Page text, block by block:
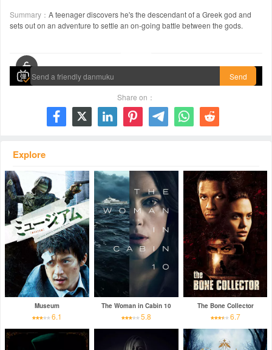
Summary： A teenager discovers he's the descendant of a Greek god and
sets out on an adventure to settle an on-going battle between the gods.
Send
Share on：
      
Explore
Museum
6.1
The Woman in Cabin 10
5.8
The Bone Collector
6.7